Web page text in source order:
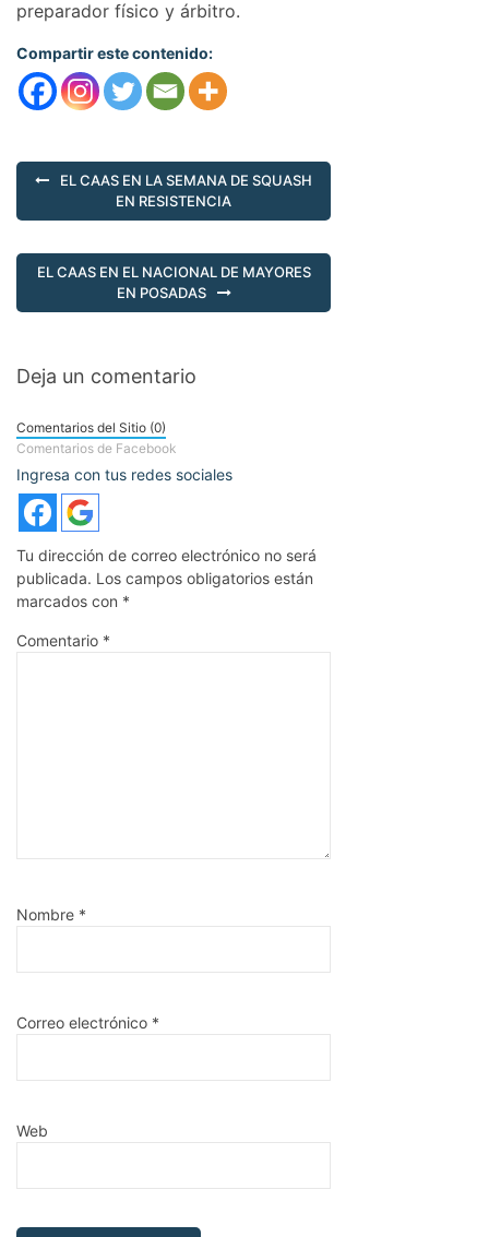
preparador físico y árbitro.
Compartir este contenido:
EL CAAS EN LA SEMANA DE SQUASH
EN RESISTENCIA
EL CAAS EN EL NACIONAL DE MAYORES
EN POSADAS
Deja un comentario
Comentarios del Sitio (0)
Comentarios de Facebook
Ingresa con tus redes sociales
Tu dirección de correo electrónico no será
publicada. Los campos obligatorios están
marcados con *
Comentario *
Nombre *
Correo electrónico *
Web